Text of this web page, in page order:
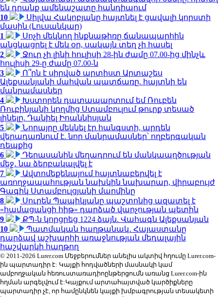
են դրանք ամենաշատը հանդիպում
10
Սիլվա Հակոբյանը հայտնել է ցավալի կորստի
մասին (Լուսանկար)
1
Սոչի մեկնող ինքնաթիռը ճանապարհին
անցկացրել է մեկ օր, սակայն տեղ չի հասել
2
Ջուր չի լինի հուլիսի 28-ին ժամը 07.00-ից մինչև
հուլիսի 29-ը ժամը 07.00-ն
3
Ո՞րն է սիրված արտիստ Արտաշես
Ալեքսանյանի մահվան պատճառը. հայտնի են
մանրամասներ
4
Խստորեն դատապարտում եմ Ռուբեն
Ռուբինյանի կողմից Ստամբուլում թուրք տեսած
լինելը. Դանիել Իոաննիսյան
5
Նորայրը մեկնել էր հանգստի, արդեն
վերադառնում է. նոր մանրամասներ՝ ողբերգական
դեպքից
6
Դերասանին մեղադրում են մանկապղծության
մեջ․ նա ձերբակալվել է
7
Ավտոմեքենայում հայտնաբերվել է
առողջապահության նախկին նախարար, վիրաբույժ
Գագիկ Ստամբուլցյանի մարմինը
8
Սուրեն Պապիկյանը պաշտոնից ազատել է
«համացանցի հիթ» դարձած վարչության պետին
9
ՔՊ-ն կորցրեց 1224 ձայն. Վահագն Ալեքսանյան
10
Պատմական հաղթանակ․ Հայաստանը
դարձավ աշխարհի առաջնության մեդալային
հաշվարկի հաղթող
© 2011-2026 Lurer.com Մեջբերումներ անելիս ակտիվ հղումը Lurer.com-
ին պարտադիր է: Կայքի հոդվածների մասնակի կամ
ամբողջական հեռուստառադիոընթերցումն առանց Lurer.com-ին
հղման արգելվում է:Կայքում արտահայտված կարծիքները
պարտադիր չէ, որ համընկնեն կայքի խմբագրության տեսակետի